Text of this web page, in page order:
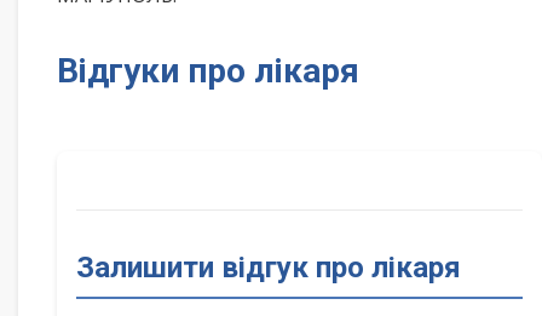
Відгуки про лікаря
Залишити відгук про лікаря